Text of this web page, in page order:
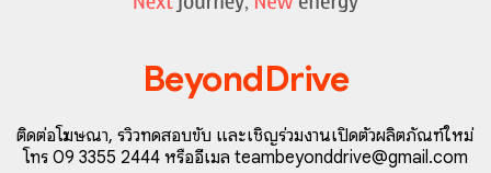
BeyondDrive
ติดต่อโฆษณา, รีวิวทดสอบขับ และเชิญร่วมงานเปิดตัวผลิตภัณฑ์ใหม่
โทร 09 3355 2444 หรืออีเมล teambeyonddrive@gmail.com